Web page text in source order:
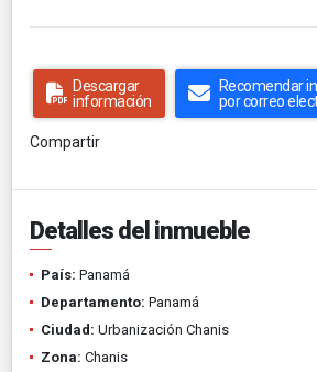
Descargar
información
Recomendar
por correo
Compartir
Detalles del inmueble
País: Panamá
Departamento: Panamá
Ciudad: Urbanización Chanis
Zona: Chanis